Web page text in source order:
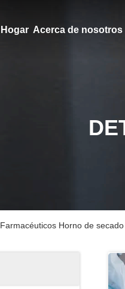
Hogar Acerca de nosotros
Farmacéuticos Horno de